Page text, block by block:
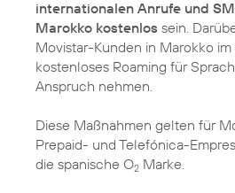
internationalen Anrufe und
Marokko kostenlos sein.
Movistar-Kunden in Marokko
kostenloses Roaming für
Anspruch nehmen.
Diese Maßnahmen gelten für
Prepaid- und Telefónica-
die spanische O2 Marke.